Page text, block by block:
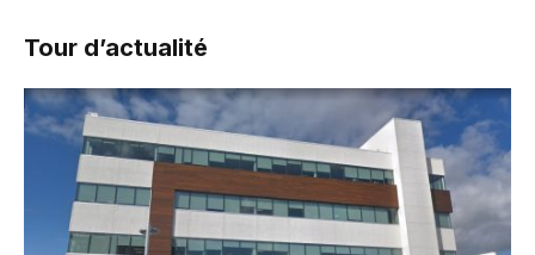
Tour d’actualité